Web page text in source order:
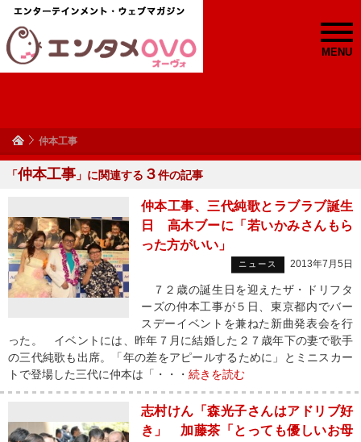
MENU
仲本工事
「仲本工事 」に関連する ３件の記事
仲本工事、三代純歌とラブラブ誕生
日 高木ブーに「若いかみさんもら
った方がいい」
ニュース 2013年7月5日
７２歳の誕生日を迎えたザ・ドリフタ
ーズの仲本工事が５日、東京都内でバー
スデーイベントを兼ねた新曲発表会を行
った。 イベントには、昨年７月に結婚した２７歳年下の妻で歌手
の三代純歌も出席。「年の差をアピールするために」とミニスカー
トで登場した三代に仲本は「・・・ 続きを読む
志村けん「森光子さんはアドリブ好
き」 加藤茶「とっても優しいお母